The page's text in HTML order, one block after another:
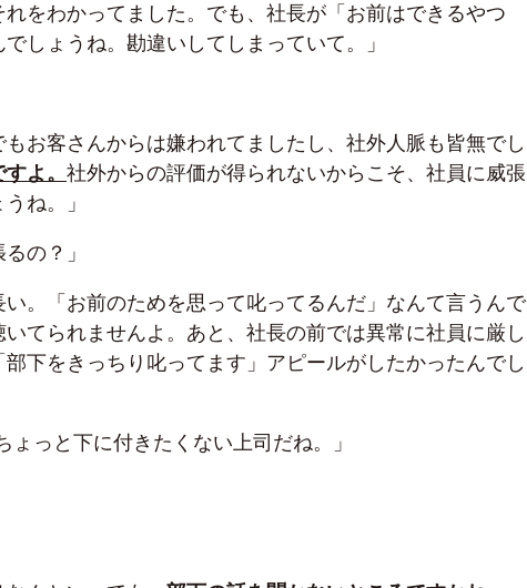
れをわかってました。でも、社長が「お前はできるやつ
しょうね。勘違いしてしまっていて。」
もお客さんからは嫌われてましたし、社外人脈も皆無でし
よ。 社外からの評価が得られないからこそ、社員に威張
ね。」
の？」
い。「お前のためを思って叱ってるんだ」なんて言うんで
てられませんよ。あと、社長の前では異常に社員に厳し
下をきっちり叱ってます」アピールがしたかったんでし
ょっと下に付きたくない上司だね。」